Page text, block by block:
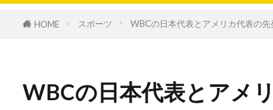
HOME スポーツ WBCの日本代表とアメリカ代表の
WBCの日本代表とアメ